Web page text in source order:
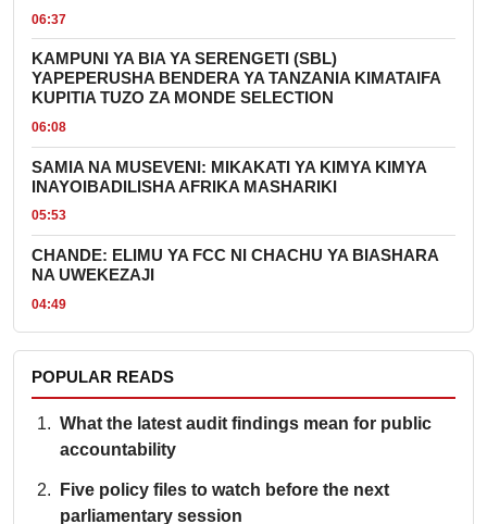
06:37
KAMPUNI YA BIA YA SERENGETI (SBL)
YAPEPERUSHA BENDERA YA TANZANIA KIMATAIFA
KUPITIA TUZO ZA MONDE SELECTION
06:08
SAMIA NA MUSEVENI: MIKAKATI YA KIMYA KIMYA
INAYOIBADILISHA AFRIKA MASHARIKI
05:53
CHANDE: ELIMU YA FCC NI CHACHU YA BIASHARA
NA UWEKEZAJI
04:49
POPULAR READS
What the latest audit findings mean for public
accountability
Five policy files to watch before the next
parliamentary session